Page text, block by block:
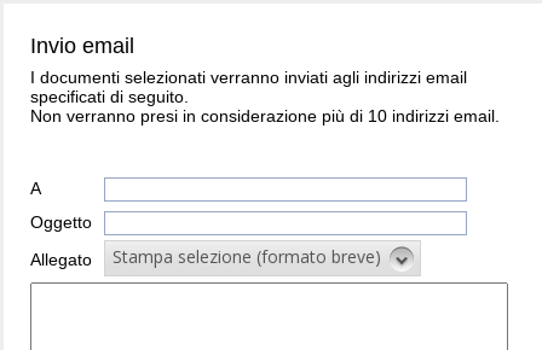
Invio email
I documenti selezionati verranno inviati agli indirizzi email
specificati di seguito.
Non verranno presi in considerazione più di 10 indirizzi email.
A
Oggetto
Allegato
Stampa selezione (formato breve)